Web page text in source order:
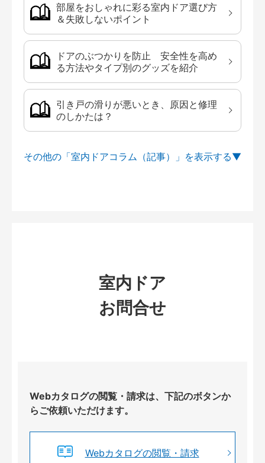
部屋をおしゃれに彩る室内ドア選び方
＆失敗しないポイント
ドアのぶつかりを防止 安全性を高め
る方法やタイプ別のグッズを紹介
引き戸の滑りが悪いとき、原因と修理
のしかたは？
その他の「室内ドアコラム（記事）」を
室内ドア
お問合せ
Webカタログの閲覧・請求は、下記のボタンか
らご依頼いただけます。
Webカタログの閲覧・請求